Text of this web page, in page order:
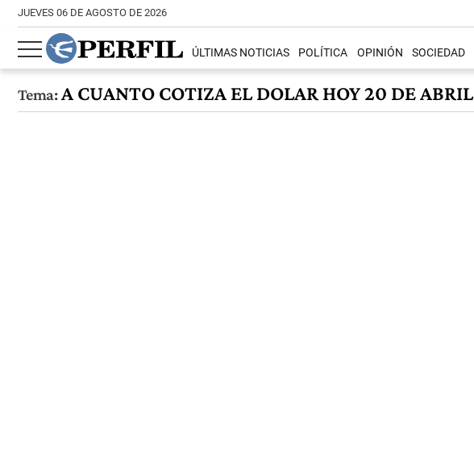
JUEVES 06 DE AGOSTO DE 2026
ÚLTIMAS NOTICIAS POLÍTICA OPINIÓN SOCIEDAD
Tema:A CUANTO COTIZA EL DOLAR HOY 20 DE ABRIL